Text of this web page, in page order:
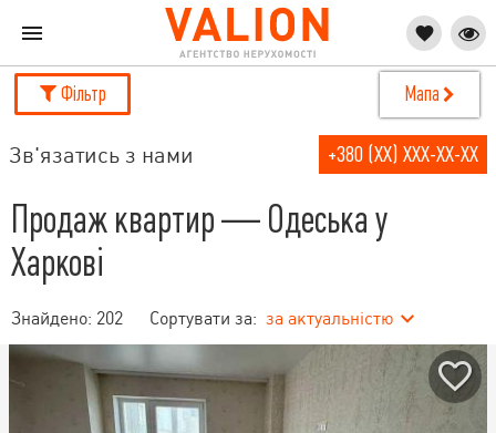
Фільтр Мапа
Зв'язатись з нами +380 (XX) XXX-XX-XX
Продаж квартир — Одеська у
Харкові
Знайдено: 202 Сортувати за: за актуальністю